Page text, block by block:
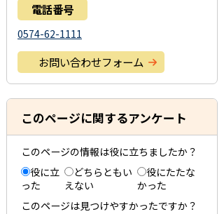
電話番号
0574-62-1111
お問い合わせフォーム
このページに関するアンケート
このページの情報は役に立ちましたか？
役に立
った
どちらともい
えない
役にたたな
かった
このページは見つけやすかったですか？